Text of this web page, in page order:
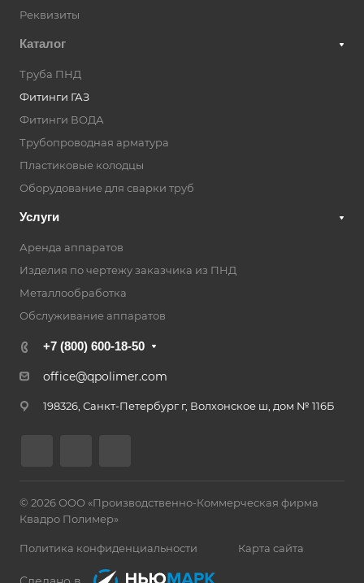
Реквизиты
Каталог
Труба ПНД
Фитинги ГАЗ
Фитинги ВОДА
Трубопроводная арматура
Пластиковые колодцы
Оборудование для сварки труб
Услуги
Аренда аппаратов
Изделия по чертежу заказчика из ПНД
Металлообработка
Обслуживание аппаратов
+7 (800) 600-18-50
office@qpolimer.com
198326, Санкт-Петербург г, Волхонское ш, дом № 116Б
© 2026 ООО «Производственно-Коммерческая фирма
Квадро Полимер»
Политика конфиденциальности Карта сайта